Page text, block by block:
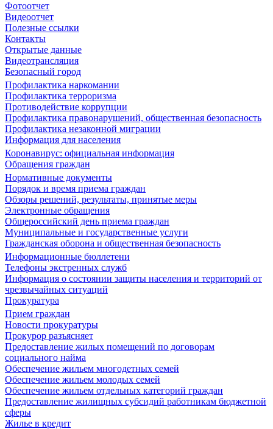
Фотоотчет
Видеоотчет
Полезные ссылки
Контакты
Открытые данные
Видеотрансляция
Безопасный город
Профилактика наркомании
Профилактика терроризма
Противодействие коррупции
Профилактика правонарушений, общественная безопасность
Профилактика незаконной миграции
Информация для населения
Коронавирус: официальная информация
Обращения граждан
Нормативные документы
Порядок и время приема граждан
Обзоры решений, результаты, принятые меры
Электронные обращения
Общероссийский день приема граждан
Муниципальные и государственные услуги
Гражданская оборона и общественная безопасность
Информационные бюллетени
Телефоны экстренных служб
Информация о состоянии защиты населения и территорий от
чрезвычайных ситуаций
Прокуратура
Прием граждан
Новости прокуратуры
Прокурор разъясняет
Предоставление жилых помещений по договорам
социального найма
Обеспечение жильем многодетных семей
Обеспечение жильем молодых семей
Обеспечение жильем отдельных категорий граждан
Предоставление жилищных субсидий работникам бюджетной
сферы
Жилье в кредит